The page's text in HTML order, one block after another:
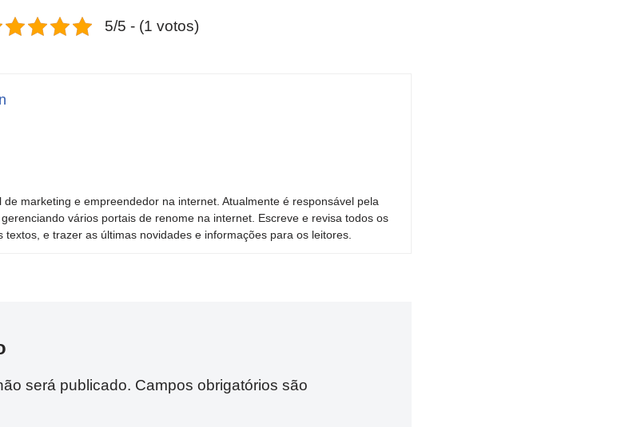
5/5 - (1 votos)
marketing e empreendedor na internet. Atualmente é responsável pela
vários portais de renome na internet. Escreve e revisa todos os
e trazer as últimas novidades e informações para os leitores.
será publicado. Campos obrigatórios são